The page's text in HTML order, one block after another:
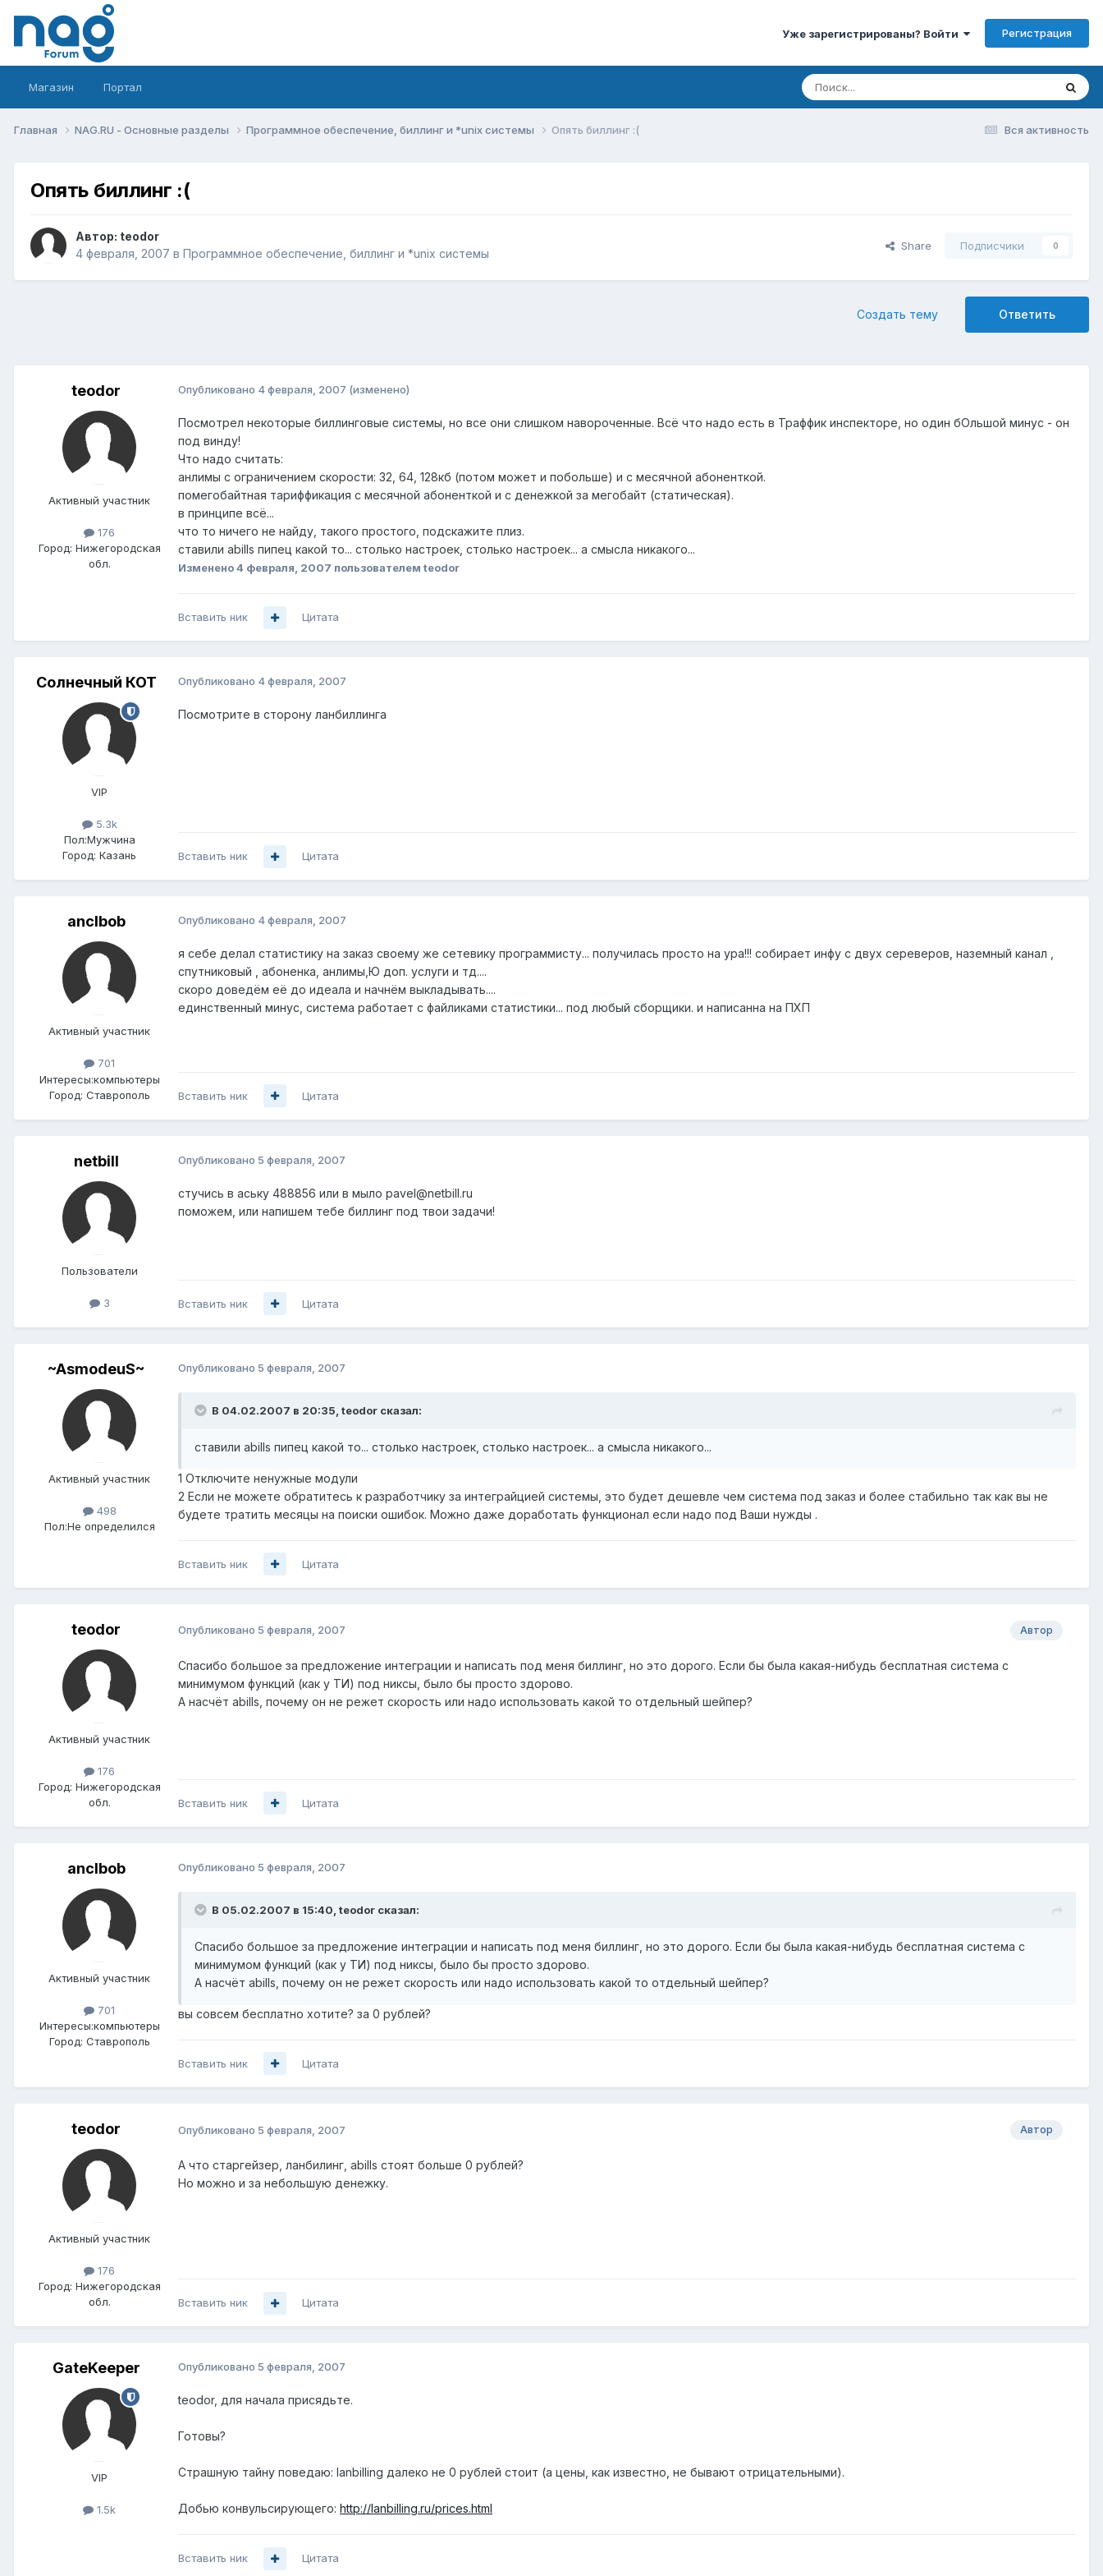
Уже зарегистрированы? Войти Регистрация
Магазин Портал
Вся активность
Главная NAG.RU - Основные разделы Программное обеспечение, биллинг и *unix системы Опять биллинг :(
Опять биллинг :(
Автор: teodor
4 февраля, 2007 в Программное обеспечение, биллинг и *unix системы
Share Подписчики 0
Ответить
Создать тему
teodor
Активный участник
176
Город: Нижегородская
обл.
Опубликовано 4 февраля, 2007 (изменено)
Посмотрел некоторые биллинговые системы, но все они слишком навороченные. Всё что надо есть в Траффик инспекторе, но один бОльшой минус - он
под винду!
Что надо считать:
анлимы с ограничением скорости: 32, 64, 128кб (потом может и побольше) и с месячной абоненткой.
помегобайтная тариффикация с месячной абоненткой и с денежкой за мегобайт (статическая).
в принципе всё...
что то ничего не найду, такого простого, подскажите плиз.
ставили abills пипец какой то... столько настроек, столько настроек... а смысла никакого...
Изменено4 февраля, 2007 пользователем teodor
Вставить ник Цитата
Солнечный КОТ
VIP
5.3k
Пол:Мужчина
Город: Казань
Опубликовано 4 февраля, 2007
Посмотрите в сторону ланбиллинга
Вставить ник Цитата
anclbob
Активный участник
701
Интересы:компьютеры
Город: Ставрополь
Опубликовано 4 февраля, 2007
я себе делал статистику на заказ своему же сетевику программисту... получилась просто на ура!!! собирает инфу с двух сереверов, наземный канал ,
спутниковый , абоненка, анлимы,Ю доп. услуги и тд....
скоро доведём её до идеала и начнём выкладывать....
единственный минус, система работает с файликами статистики... под любый сборщики. и написанна на ПХП
Вставить ник Цитата
netbill
Пользователи
3
Опубликовано 5 февраля, 2007
стучись в аську 488856 или в мыло pavel@netbill.ru
поможем, или напишем тебе биллинг под твои задачи!
Вставить ник Цитата
~AsmodeuS~
Активный участник
498
Пол:Не определился
Опубликовано 5 февраля, 2007
В 04.02.2007 в 20:35, teodor сказал:
ставили abills пипец какой то... столько настроек, столько настроек... а смысла никакого...
1 Отключите ненужные модули
2 Если не можете обратитесь к разработчику за интеграйцией системы, это будет дешевле чем система под заказ и более стабильно так как вы не
будете тратить месяцы на поиски ошибок. Можно даже доработать функционал если надо под Ваши нужды .
Вставить ник Цитата
teodor
Активный участник
176
Город: Нижегородская
обл.
Автор
Опубликовано 5 февраля, 2007
Спасибо большое за предложение интеграции и написать под меня биллинг, но это дорого. Если бы была какая-нибудь бесплатная система с
минимумом функций (как у ТИ) под никсы, было бы просто здорово.
А насчёт abills, почему он не режет скорость или надо использовать какой то отдельный шейпер?
Вставить ник Цитата
anclbob
Активный участник
701
Интересы:компьютеры
Город: Ставрополь
Опубликовано 5 февраля, 2007
В 05.02.2007 в 15:40, teodor сказал:
Спасибо большое за предложение интеграции и написать под меня биллинг, но это дорого. Если бы была какая-нибудь бесплатная система с
минимумом функций (как у ТИ) под никсы, было бы просто здорово.
А насчёт abills, почему он не режет скорость или надо использовать какой то отдельный шейпер?
вы совсем бесплатно хотите? за 0 рублей?
Вставить ник Цитата
teodor
Активный участник
176
Город: Нижегородская
обл.
Автор
Опубликовано 5 февраля, 2007
А что старгейзер, ланбилинг, abills стоят больше 0 рублей?
Но можно и за небольшую денежку.
Вставить ник Цитата
GateKeeper
VIP
1.5k
Опубликовано 5 февраля, 2007
teodor, для начала присядьте.
Готовы?
Страшную тайну поведаю: lanbilling далеко не 0 рублей стоит (а цены, как известно, не бывают отрицательными).
Добью конвульсирующего: http://lanbilling.ru/prices.html
Вставить ник Цитата